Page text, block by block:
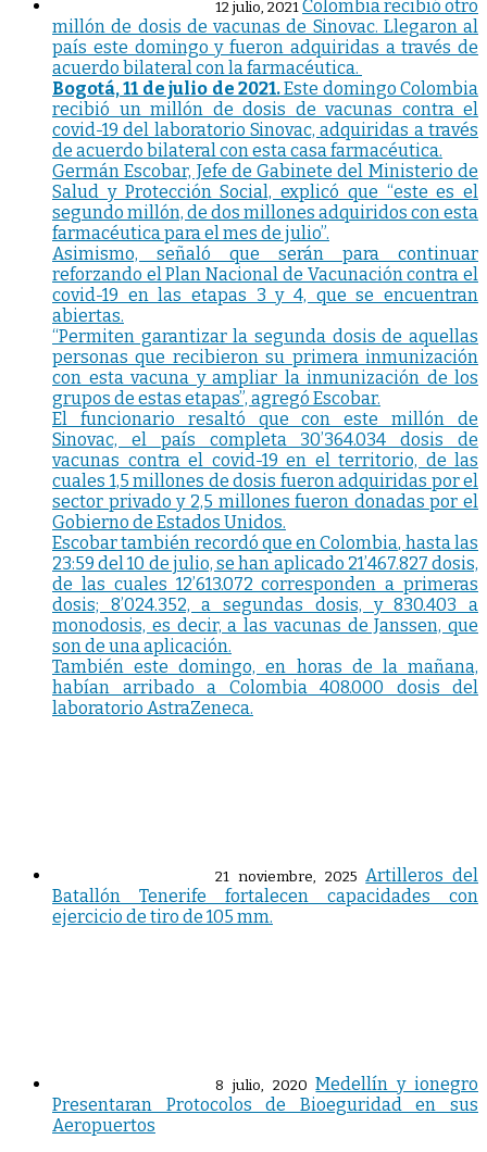
12 julio, 2021Colombia recibió otro
millón de dosis de vacunas de Sinovac. Llegaron al
país este domingo y fueron adquiridas a través de
acuerdo bilateral con la farmacéutica.
Bogotá, 11 de julio de 2021.Este domingo Colombia
recibió un millón de dosis de vacunas contra el
covid-19 del laboratorio Sinovac, adquiridas a través
de acuerdo bilateral con esta casa farmacéutica.
Germán Escobar, Jefe de Gabinete del Ministerio de
Salud y Protección Social, explicó que “este es el
segundo millón, de dos millones adquiridos con esta
farmacéutica para el mes de julio”.
Asimismo, señaló que serán para continuar
reforzando el Plan Nacional de Vacunación contra el
covid-19 en las etapas 3 y 4, que se encuentran
abiertas.
“Permiten garantizar la segunda dosis de aquellas
personas que recibieron su primera inmunización
con esta vacuna y ampliar la inmunización de los
grupos de estas etapas”, agregó Escobar.
El funcionario resaltó que con este millón de
Sinovac, el país completa 30’364.034 dosis de
vacunas contra el covid-19 en el territorio, de las
cuales 1,5 millones de dosis fueron adquiridas por el
sector privado y 2,5 millones fueron donadas por el
Gobierno de Estados Unidos.
Escobar también recordó que en Colombia, hasta las
23:59 del 10 de julio, se han aplicado 21’467.827 dosis,
de las cuales 12’613.072 corresponden a primeras
dosis; 8’024.352, a segundas dosis, y 830.403 a
monodosis, es decir, a las vacunas de Janssen, que
son de una aplicación.
También este domingo, en horas de la mañana,
habían arribado a Colombia 408.000 dosis del
laboratorio AstraZeneca.
21 noviembre, 2025 Artilleros del
Batallón Tenerife fortalecen capacidades con
ejercicio de tiro de 105 mm.
8 julio, 2020 Medellín y ionegro
Presentaran Protocolos de Bioeguridad en sus
Aeropuertos